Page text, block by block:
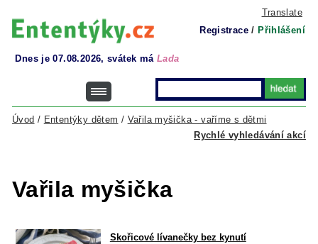
Translate
Registrace / Přihlášení
Dnes je 07.08.2026, svátek má Lada
Rychlé vyhledávání akcí
Úvod / Ententýky dětem / Vařila myšička - vaříme s dětmi
Vařila myšička
Skořicové lívanečky bez kynutí